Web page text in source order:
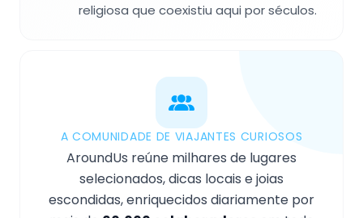
religiosa que coexistiu aqui por séculos.
A COMUNIDADE DE VIAJANTES CURIOSOS
AroundUs reúne milhares de lugares
selecionados, dicas locais e joias
escondidas, enriquecidos diariamente por